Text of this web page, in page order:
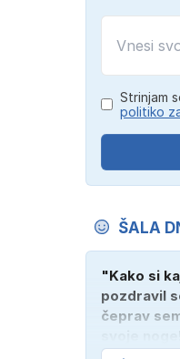
Strinjam
politiko
ŠALA
"Kako si
pozdravil
čeprav
svoje